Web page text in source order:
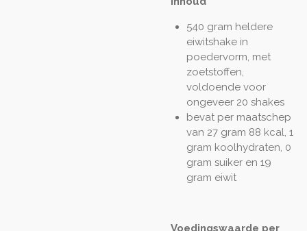
540 gram heldere
eiwitshake in
poedervorm, met
zoetstoffen,
voldoende voor
ongeveer 20 shakes
bevat per maatschep
van 27 gram 88 kcal, 1
gram koolhydraten, 0
gram suiker en 19
gram eiwit
Voedingswaarde per